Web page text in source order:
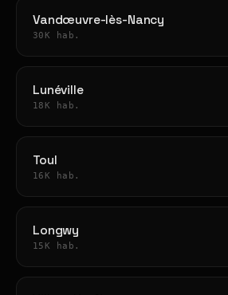
Vandœuvre-lès-Nancy
30K hab.
Lunéville
18K hab.
Toul
16K hab.
Longwy
15K hab.